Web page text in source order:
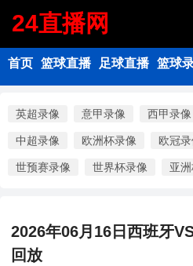
24直播网
首页 篮球直播 足球直播 篮球
英超录像 意甲录像 西甲录像
中超录像 欧洲杯录像 欧冠
世预赛录像 世界杯录像 亚
2026年06月16日西班牙
回放